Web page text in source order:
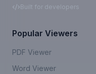
Built for developers
Popular Viewers
PDF Viewer
Word Viewer